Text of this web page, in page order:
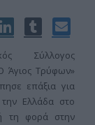
Σύλλογος
Άγιος Τρύφων»
επάξια για
Ελλάδα στο
τη φορά στην